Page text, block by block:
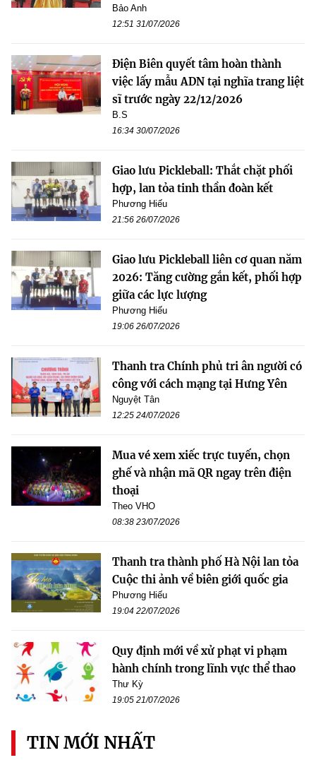
Bảo Anh
12:51 31/07/2026
Điện Biên quyết tâm hoàn thành
việc lấy mẫu ADN tại nghĩa trang liệt
sĩ trước ngày 22/12/2026
B.S
16:34 30/07/2026
Giao lưu Pickleball: Thắt chặt phối
hợp, lan tỏa tinh thần đoàn kết
Phương Hiếu
21:56 26/07/2026
Giao lưu Pickleball liên cơ quan năm
2026: Tăng cường gắn kết, phối hợp
giữa các lực lượng
Phương Hiếu
19:06 26/07/2026
Thanh tra Chính phủ tri ân người có
công với cách mạng tại Hưng Yên
Nguyệt Tân
12:25 24/07/2026
Mua vé xem xiếc trực tuyến, chọn
ghế và nhận mã QR ngay trên điện
thoại
Theo VHO
08:38 23/07/2026
Thanh tra thành phố Hà Nội lan tỏa
Cuộc thi ảnh về biên giới quốc gia
Phương Hiếu
19:04 22/07/2026
Quy định mới về xử phạt vi phạm
hành chính trong lĩnh vực thể thao
Thư Kỳ
19:05 21/07/2026
TIN MỚI NHẤT